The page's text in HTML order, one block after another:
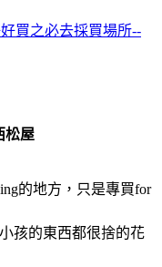
買之必去採買場所--
松屋
的地方，只是專買for
孩的東西都很捨的花